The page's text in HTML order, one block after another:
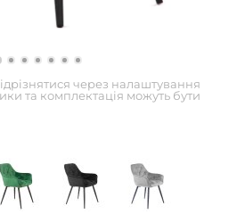
через налаштування
та комплектація можуть бути